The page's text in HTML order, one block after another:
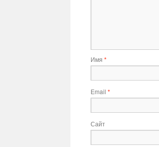
Имя *
Email *
Сайт